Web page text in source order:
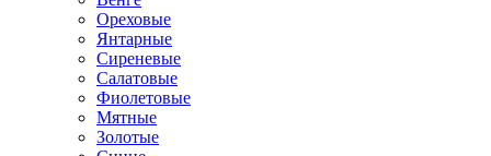
Ореховые
Янтарные
Сиреневые
Салатовые
Фиолетовые
Мятные
Золотые